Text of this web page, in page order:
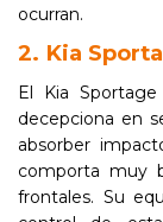
ocurran.
2. Kia
El Kia
decepciona en
absorber
comporta muy
frontales. Su